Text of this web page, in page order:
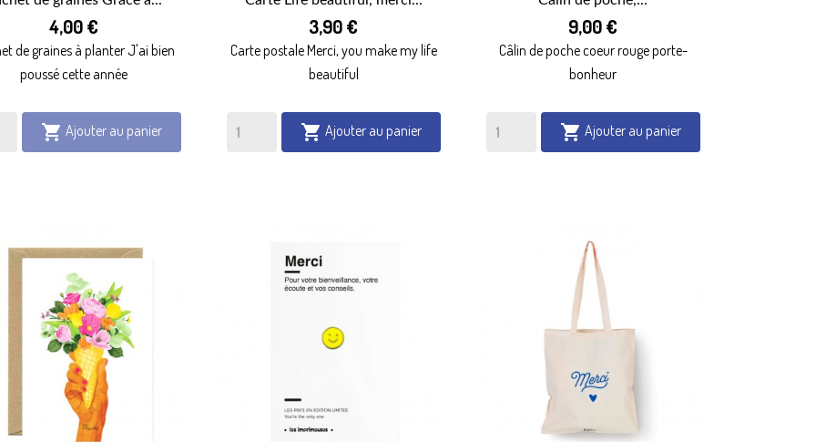
APERÇU RAPIDE
4,00 €
de graines à planter J'ai bien
poussé cette année
 Ajouter au panier
APERÇU RAPIDE
3,90 €
Carte postale Merci, you make my life
beautiful
 Ajouter au panier
APERÇU RAPIDE
9,00 €
Câlin de poche coeur rouge porte-
bonheur
 Ajouter au panier